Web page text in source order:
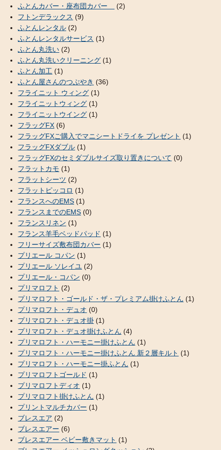
ふとんカバー・座布団カバー
(2)
フトンデラックス (9)
ふとんレンタル (2)
ふとんレンタルサービス (1)
ふとん丸洗い (2)
ふとん丸洗いクリーニング (1)
ふとん加工 (1)
ふとん屋さんのつぶやき (36)
フライニット ウィング (1)
フライニットウィング (1)
フライニットウイング (1)
フラッグFX (6)
フラッグFXご購入でマニシートドライを プレゼント (1)
フラッグFXダブル (1)
フラッグFXのセミダブルサイズ取り置きについて (0)
フラットカモ (1)
フラットシーツ (2)
フラットピッコロ (1)
フランスへのEMS (1)
フランスまでのEMS (0)
フランスリネン (1)
フランス羊毛ベッドパッド (1)
フリーサイズ敷布団カバー (1)
プリエール コパン (1)
プリエール ソレイユ (2)
プリエール・コパン (0)
プリマロフト (2)
プリマロフト・ゴールド・ザ・プレミアム掛けふとん (1)
プリマロフト・デュオ (0)
プリマロフト・デュオ掛 (1)
プリマロフト・デュオ掛けふとん (4)
プリマロフト・ハーモニー掛けふとん (1)
プリマロフト・ハーモニー掛けふとん 新２層キルト (1)
プリマロフト・ハーモニー掛ふとん (1)
プリマロフトゴールド (1)
プリマロフトディオ (1)
プリマロフト掛けふとん (1)
プリントマルチカバー (1)
ブレスエア (2)
ブレスエアー (6)
ブレスエアー ベビー敷きマット (1)